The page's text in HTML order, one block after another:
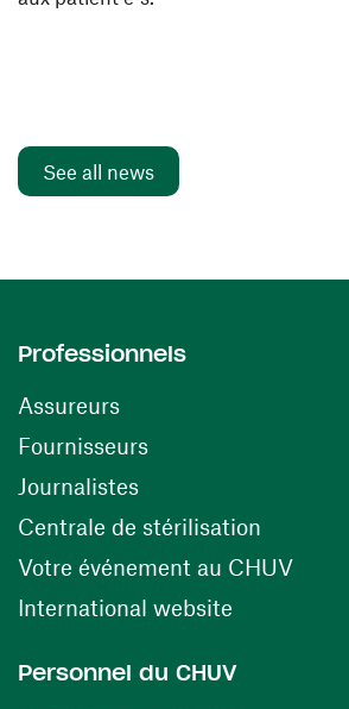
See all news
Professionnels
Assureurs
Fournisseurs(opens in a new
Journalistes
Centrale de stérilisation (opens
Votre événement au CHUV
International website
Personnel du CHUV